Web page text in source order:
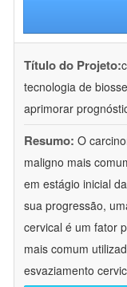
Título do Projeto:
tecnologia de
aprimorar
Resumo: O
maligno mais
em estágio inicial
sua progressão,
cervical é um fator
mais comum
esvaziamento